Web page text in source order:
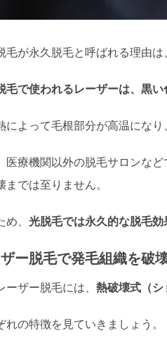
毛が永久脱毛と呼ばれる理由
毛で使われるレーザーは、黒い
によって毛根部分が高温にな
医療機関以外の脱毛サロンな
までは至りません。
め、 光脱毛では永久的な脱毛効
ー脱毛で発毛組織を破
ーザー脱毛には、 熱破壊式（シ
れの特徴を見ていきましょう。